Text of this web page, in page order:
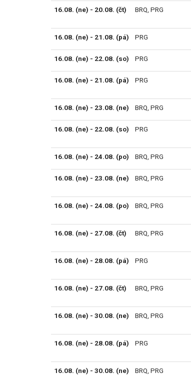
16.08. (ne) - 20.08. (čt) BRQ, PRG
16.08. (ne) - 21.08. (pá) PRG
16.08. (ne) - 22.08. (so) PRG
16.08. (ne) - 21.08. (pá) PRG
16.08. (ne) - 23.08. (ne) BRQ, PRG
16.08. (ne) - 22.08. (so) PRG
16.08. (ne) - 24.08. (po) BRQ, PRG
16.08. (ne) - 23.08. (ne) BRQ, PRG
16.08. (ne) - 24.08. (po) BRQ, PRG
16.08. (ne) - 27.08. (čt) BRQ, PRG
16.08. (ne) - 28.08. (pá) PRG
16.08. (ne) - 27.08. (čt) BRQ, PRG
16.08. (ne) - 30.08. (ne) BRQ, PRG
16.08. (ne) - 28.08. (pá) PRG
16.08. (ne) - 30.08. (ne) BRQ, PRG